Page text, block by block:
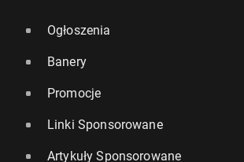
Ogłoszenia
Banery
Promocje
Linki Sponsorowane
Artykuły Sponsorowane